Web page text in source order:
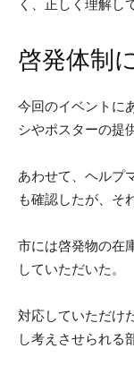
く、正しく理解し
啓発体制
今回のイベントに
シやポスターの提
あわせて、ヘルプ
も確認したが、そ
市には啓発物の在
していただいた。
対応していただけ
し考えさせられる